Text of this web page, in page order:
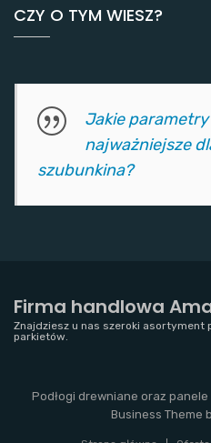
CZY O TYM WIESZ?
Jakie
najważniejsze
szubunkina?
Firma handlowa
Znajdziesz u nas szeroki asortyment
parkietów.
Podłogi drewniane oraz
Business Theme